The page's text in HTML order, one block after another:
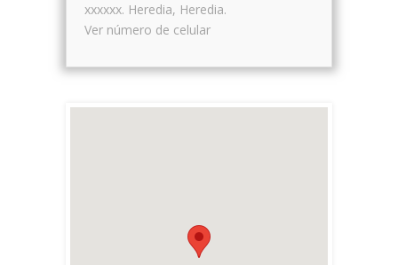
xxxxxx. Heredia, Heredia.
Ver número de celular